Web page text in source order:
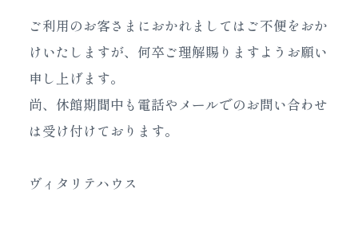
ご利用のお客さまにおかれましてはご不便をおか
けいたしますが、何卒ご理解賜りますようお願い
申し上げます。
尚、休館期間中も電話やメールでのお問い合わせ
は受け付けております。
ヴィタリテハウス